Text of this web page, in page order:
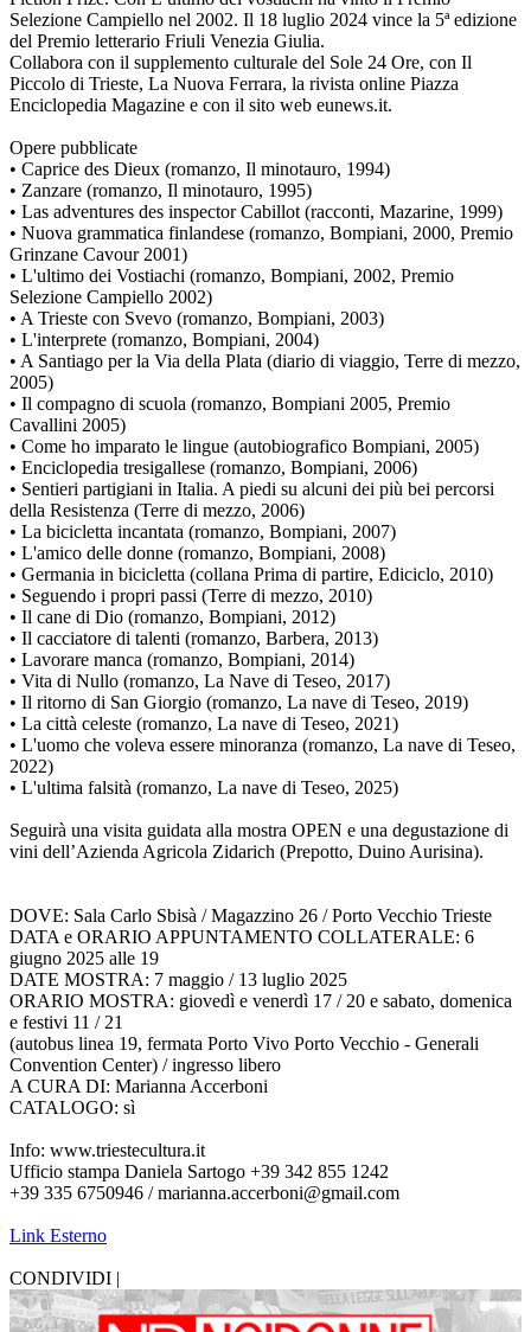
Selezione Campiello nel 2002. Il 18 luglio 2024 vince la 5ª edizione
del Premio letterario Friuli Venezia Giulia.
Collabora con il supplemento culturale del Sole 24 Ore, con Il
Piccolo di Trieste, La Nuova Ferrara, la rivista online Piazza
Enciclopedia Magazine e con il sito web eunews.it.
Opere pubblicate
• Caprice des Dieux (romanzo, Il minotauro, 1994)
• Zanzare (romanzo, Il minotauro, 1995)
• Las adventures des inspector Cabillot (racconti, Mazarine, 1999)
• Nuova grammatica finlandese (romanzo, Bompiani, 2000, Premio
Grinzane Cavour 2001)
• L'ultimo dei Vostiachi (romanzo, Bompiani, 2002, Premio
Selezione Campiello 2002)
• A Trieste con Svevo (romanzo, Bompiani, 2003)
• L'interprete (romanzo, Bompiani, 2004)
• A Santiago per la Via della Plata (diario di viaggio, Terre di mezzo,
2005)
• Il compagno di scuola (romanzo, Bompiani 2005, Premio
Cavallini 2005)
• Come ho imparato le lingue (autobiografico Bompiani, 2005)
• Enciclopedia tresigallese (romanzo, Bompiani, 2006)
• Sentieri partigiani in Italia. A piedi su alcuni dei più bei percorsi
della Resistenza (Terre di mezzo, 2006)
• La bicicletta incantata (romanzo, Bompiani, 2007)
• L'amico delle donne (romanzo, Bompiani, 2008)
• Germania in bicicletta (collana Prima di partire, Ediciclo, 2010)
• Seguendo i propri passi (Terre di mezzo, 2010)
• Il cane di Dio (romanzo, Bompiani, 2012)
• Il cacciatore di talenti (romanzo, Barbera, 2013)
• Lavorare manca (romanzo, Bompiani, 2014)
• Vita di Nullo (romanzo, La Nave di Teseo, 2017)
• Il ritorno di San Giorgio (romanzo, La nave di Teseo, 2019)
• La città celeste (romanzo, La nave di Teseo, 2021)
• L'uomo che voleva essere minoranza (romanzo, La nave di Teseo,
2022)
• L'ultima falsità (romanzo, La nave di Teseo, 2025)
Seguirà una visita guidata alla mostra OPEN e una degustazione di
vini dell’Azienda Agricola Zidarich (Prepotto, Duino Aurisina).
DOVE: Sala Carlo Sbisà / Magazzino 26 / Porto Vecchio Trieste
DATA e ORARIO APPUNTAMENTO COLLATERALE: 6
giugno 2025 alle 19
DATE MOSTRA: 7 maggio / 13 luglio 2025
ORARIO MOSTRA: giovedì e venerdì 17 / 20 e sabato, domenica
e festivi 11 / 21
(autobus linea 19, fermata Porto Vivo Porto Vecchio - Generali
Convention Center) / ingresso libero
A CURA DI: Marianna Accerboni
CATALOGO: sì
Info: www.triestecultura.it
Ufficio stampa Daniela Sartogo +39 342 855 1242
+39 335 6750946 / marianna.accerboni@gmail.com
Link Esterno
CONDIVIDI |